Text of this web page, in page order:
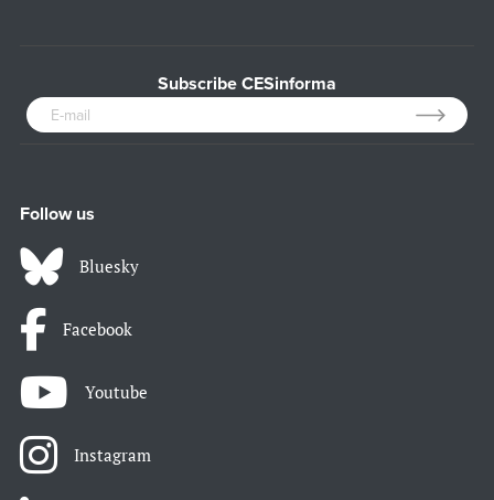
Subscribe CESinforma
Follow us
Bluesky
Facebook
Youtube
Instagram